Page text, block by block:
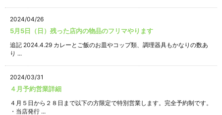
2024/04/26
5月5日（日）残った店内の物品のフリマやります
追記 2024.4.29 カレーとご飯のお皿やコップ類、調理器具もかなりの数あ
り ...
2024/03/31
４月予約営業詳細
４月５日から２８日まで以下の方限定で特別営業します。完全予約制です。
・当店発行 ...